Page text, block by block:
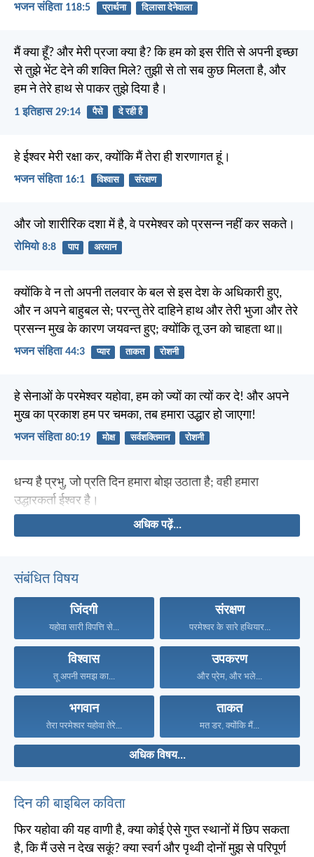
भजन संहिता 118:5 प्रार्थना दिलासा देनेवाला
मैं क्या हूँ? और मेरी प्रजा क्या है? कि हम को इस रीति से अपनी इच्छा
से तुझे भेंट देने की शक्ति मिले? तुझी से तो सब कुछ मिलता है, और
हम ने तेरे हाथ से पाकर तुझे दिया है।
1 इतिहास 29:14 पैसे दे रही है
हे ईश्वर मेरी रक्षा कर, क्योंकि मैं तेरा ही शरणागत हूं।
भजन संहिता 16:1 विश्वास संरक्षण
और जो शारीरिक दशा में है, वे परमेश्वर को प्रसन्न नहीं कर सकते।
रोमियो 8:8 पाप अरमान
क्योंकि वे न तो अपनी तलवार के बल से इस देश के अधिकारी हुए,
और न अपने बाहुबल से; परन्तु तेरे दाहिने हाथ और तेरी भुजा और तेरे
प्रसन्न मुख के कारण जयवन्त हुए; क्योंकि तू उन को चाहता था॥
भजन संहिता 44:3 प्यार ताकत रोशनी
हे सेनाओं के परमेश्वर यहोवा, हम को ज्यों का त्यों कर दे! और अपने
मुख का प्रकाश हम पर चमका, तब हमारा उद्धार हो जाएगा!
भजन संहिता 80:19 मोक्ष सर्वशक्तिमान रोशनी
धन्य है प्रभु, जो प्रति दिन हमारा बोझ उठाता है; वही हमारा
उद्धारकर्ता ईश्वर है।
अधिक पढ़ें...
संबंधित विषय
जिंदगी
यहोवा सारी विपत्ति से...
संरक्षण
परमेश्वर के सारे हथियार...
विश्वास
तू अपनी समझ का...
उपकरण
और प्रेम, और भले...
भगवान
तेरा परमेश्वर यहोवा तेरे...
ताकत
मत डर, क्योंकि मैं...
अधिक विषय...
दिन की बाइबिल कविता
फिर यहोवा की यह वाणी है, क्या कोई ऐसे गुप्त स्थानों में छिप सकता
है, कि मैं उसे न देख सकूं? क्या स्वर्ग और पृथ्वी दोनों मुझ से परिपूर्ण